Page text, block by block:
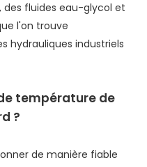
des fluides eau-glycol et
l'on trouve
hydrauliques industriels
température de
?
de manière fiable